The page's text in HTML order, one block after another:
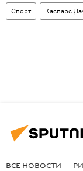
Спорт Каспарс
ВСЕ НОВОСТИ